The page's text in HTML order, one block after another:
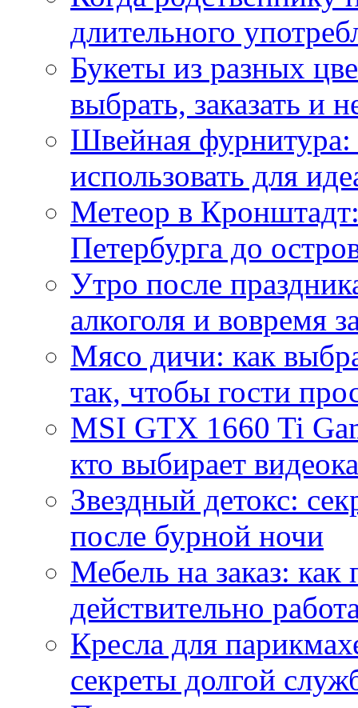
длительного
Букеты из разных
выбрать, заказать и
Швейная фурнитура:
использовать для
Метеор в
Петербурга до
Утро после
алкоголя и вовремя
Мясо дичи: как
так, чтобы гости
MSI GTX 1660 Ti
кто выбирает
Звездный детокс:
после бурной ночи
Мебель на заказ:
действительно
Кресла для
секреты долгой